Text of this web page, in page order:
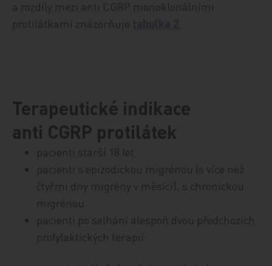
a rozdíly mezi anti CGRP monoklonálními
protilátkami znázorňuje
Terapeutické indikace
anti CGRP protilátek
pacienti starší 18 let
pacienti s epizodickou migrénou (s více než
čtyřmi dny migrény v měsíci), s chronickou
migrénou
pacienti po selhání alespoň dvou předchozích
profylaktických terapií: